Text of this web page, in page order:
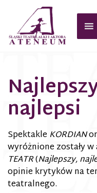
najlepsi
Spektakle KORDIAN
wyróżnione zostały
TEATR(Najlepszy,
opinie krytyków na
teatralnego.